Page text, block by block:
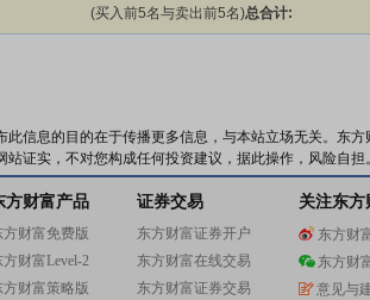
(买入前5名与卖出前5名)总合计:
此信息的目的在于传播更多信息，与本站立场无关。东
站证实，不对您构成任何投资建议，据此操作，风险自担